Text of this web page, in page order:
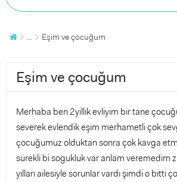
... Eşim ve çocuğum
Eşim ve çocuğum
Merhaba ben 2yillik evliyim bir tane
severek evlendik eşim merhametli çok
çocuğumuz olduktan sonra çok kavga
sürekli bi sogukluk var anlam veremedim
yılları ailesiyle sorunlar vardı şimdi o bitti